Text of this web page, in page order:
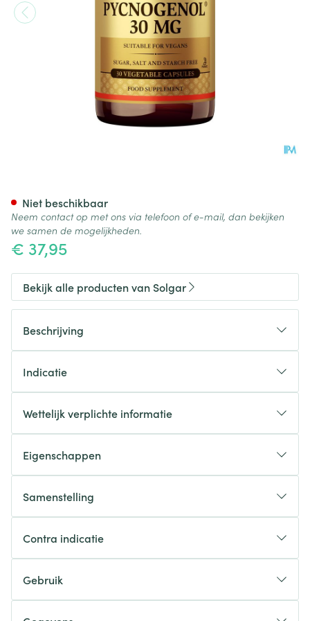
€ 37,95
Niet beschikbaar
Neem contact op met ons via telefoon of e-mail, dan bekijken
we samen de mogelijkheden.
Bekijk alle producten van Solgar
Beschrijving
Indicatie
Wettelijk verplichte informatie
Eigenschappen
Samenstelling
Contra indicatie
Gebruik